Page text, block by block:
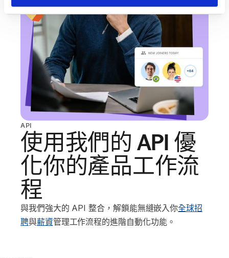
API
使用我們的 API 優
化你的產品工作流
程
與我們強大的 API 整合，解鎖能無縫嵌入你全球招
聘與薪資管理工作流程的進階自動化功能。